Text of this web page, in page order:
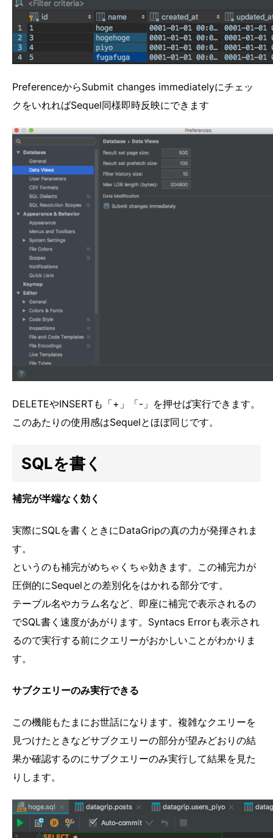
PreferenceからSubmit changes immediatelyにチェッ
クをいれればSequel同様即時反映にできます
DELETEやINSERTも「+」「-」を押せば実行できます。
このあたりの使用感はSequelとほぼ同じです。
SQLを書く
補完が半端なく効く
実際にSQLを書くときにDataGripの真の力が発揮されま
す。
というのも補完がめちゃくちゃ効きます。この補完力が
圧倒的にSequelとの差別化をはかれる部分です。
テーブル名やカラム名など、即座に補完で表示されるの
でSQL書く速度があがります。Syntacs Errorも表示され
るので実行する前にクエリーがおかしいことがわかりま
す。
サブクエリーのみ実行できる
この機能もたまにお世話になります。複雑なクエリーを
見つけたときなどサブクエリーの部分が望みどおりの結
果か確認するのにサブクエリーのみ実行して結果を見た
りします。